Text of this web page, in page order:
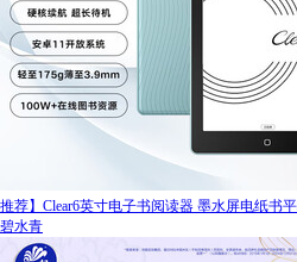
推荐】Clear6英寸电子书阅读器 墨水屏电纸书
碧水青